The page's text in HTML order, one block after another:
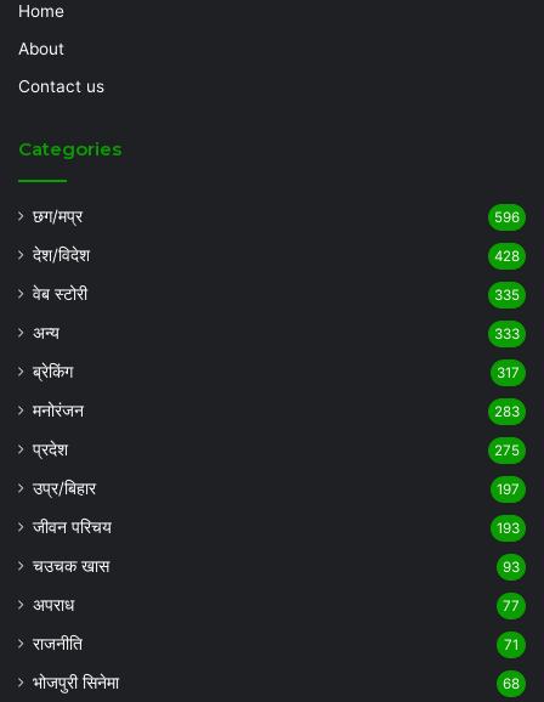
Home
About
Contact us
Categories
छग/मप्र 596
देश/विदेश 428
वेब स्टोरी 335
अन्य 333
ब्रेकिंग 317
मनोरंजन 283
प्रदेश 275
उप्र/बिहार 197
जीवन परिचय 193
चउचक खास 93
अपराध 77
राजनीति 71
भोजपुरी सिनेमा 68